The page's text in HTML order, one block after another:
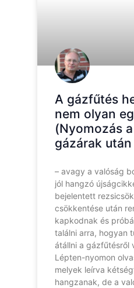
A gázfűtés
nem olyan
(Nyomozás
gázárak
– avagy a valóság
jól hangzó
bejelentett
csökkentése után
kapkodnak és
találni arra, hogyan
átállni a gázfűtésről
Lépten-nyomon
melyek leírva
hangzanak, de a